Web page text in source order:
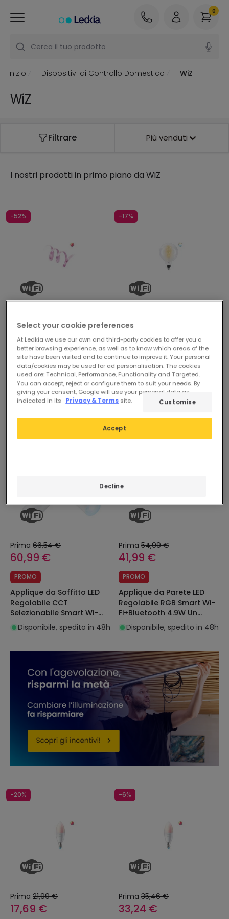
Cerca il tuo prodotto
0
Inizio Dispositivi di Controllo Domestico WiZ
WiZ
Filtrare Più venduti
I nostri prodotti in primo piano da WiZ
-52%
10,49 €
PROMO
Estensione Striscia LED
RGBWW 12V 1m WIZ
Disponibile, spedito in 48h
-17%
55,44 €
(1)
PROMO
Lampadina LED E27 Smart
6.7W 470 lm G200 Wi-Fi +
Bluetooth Regolabile CCT
Selezionabile WIZ
Prima 66,54 €
60,99 €
PROMO
Applique da Soffitto LED
Regolabile CCT
Selezionabile Smart Wi-
Fi+Bluetooth 4.9W 2 Faretti
Imageo WIZ
Disponibile, spedito in 48h
Prima 54,99 €
41,99 €
PROMO
Applique da Parete LED
Regolabile RGB Smart Wi-
Fi+Bluetooth 4.9W Un
Faretto Imageo WIZ
Disponibile, spedito in 48h
-20%
Prima 21,99 €
17,69 €
-6%
Prima 35,46 €
33,24 €
Select your cookie preferences
At Ledkia we use our own and third-party cookies to offer you a
better browsing experience, as well as to know which areas of the
site have been visited and to continue to improve it. Your personal
data/cookies may be used for ad personalisation. The cookies
used are: Technical, Performance, Functionality and Targeted.
You can accept, reject or configure them to suit your needs. By
giving your consent, Google will use your personal data as
indicated in its
Privacy & Terms site.
Decline
Accept
Customise